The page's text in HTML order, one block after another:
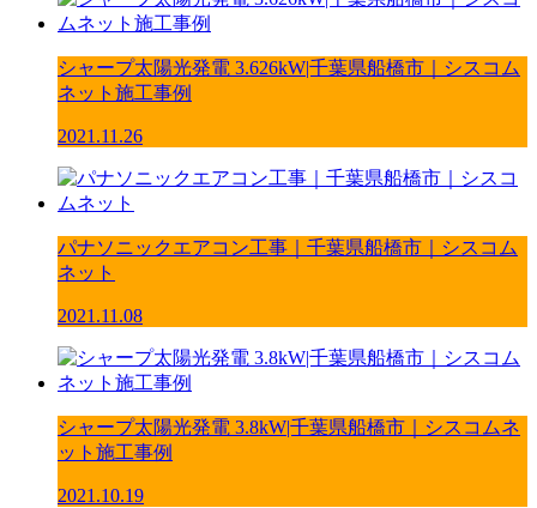
シャープ太陽光発電 3.626kW|千葉県船橋市｜シスコム
ネット施工事例
2021.11.26
パナソニックエアコン工事｜千葉県船橋市｜シスコム
ネット
2021.11.08
シャープ太陽光発電 3.8kW|千葉県船橋市｜シスコムネ
ット施工事例
2021.10.19